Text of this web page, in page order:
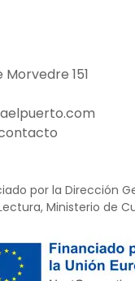
151
por la Dirección
Ministerio de